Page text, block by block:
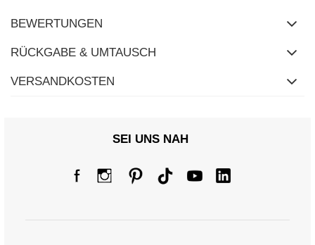
Größentabelle
BEWERTUNGEN
RÜCKGABE & UMTAUSCH
VERSANDKOSTEN
SEI UNS NAH